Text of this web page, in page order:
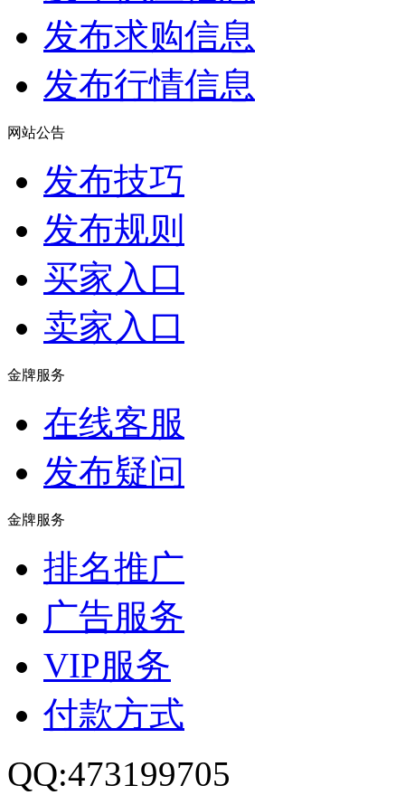
发布求购信息
发布行情信息
网站公告
发布技巧
发布规则
买家入口
卖家入口
金牌服务
在线客服
发布疑问
金牌服务
排名推广
广告服务
VIP服务
付款方式
QQ:473199705